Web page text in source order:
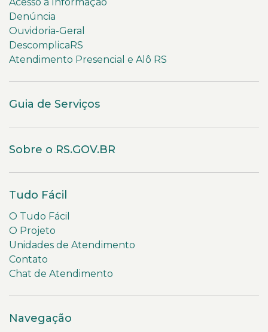
Denúncia
Ouvidoria-Geral
DescomplicaRS
Atendimento Presencial e Alô RS
Guia de Serviços
Sobre o RS.GOV.BR
Tudo Fácil
O Tudo Fácil
O Projeto
Unidades de Atendimento
Contato
Chat de Atendimento
Navegação